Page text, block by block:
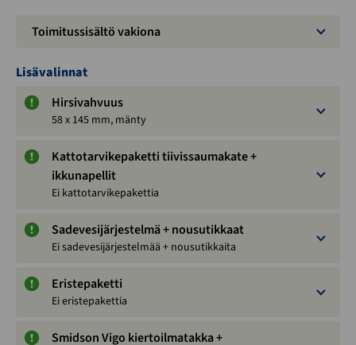
Toimitussisältö vakiona
Lisävalinnat
Hirsivahvuus
58 x 145 mm, mänty
Kattotarvikepaketti tiivissaumakate +
ikkunapellit
Ei kattotarvikepakettia
Sadevesijärjestelmä + nousutikkaat
Ei sadevesijärjestelmää + nousutikkaita
Eristepaketti
Ei eristepakettia
Smidson Vigo kiertoilmatakka +